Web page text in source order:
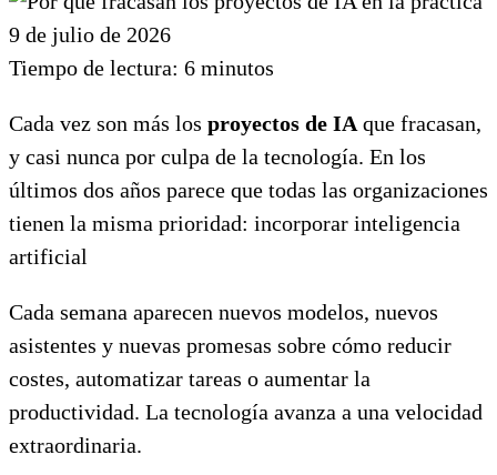
9 de julio de 2026
Tiempo de lectura: 6 minutos
Cada vez son más los proyectos de IA que fracasan,
y casi nunca por culpa de la tecnología. En los
últimos dos años parece que todas las organizaciones
tienen la misma prioridad: incorporar inteligencia
artificial
Cada semana aparecen nuevos modelos, nuevos
asistentes y nuevas promesas sobre cómo reducir
costes, automatizar tareas o aumentar la
productividad. La tecnología avanza a una velocidad
extraordinaria.